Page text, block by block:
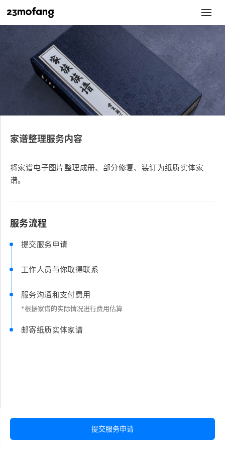
家谱整理服务内容
将家谱电子图片整理成册、部分修复、装订为纸质实体家
谱。
服务流程
提交服务申请
工作人员与你取得联系
服务沟通和支付费用
*根据家谱的实际情况进行费用估算
邮寄纸质实体家谱
提交服务申请